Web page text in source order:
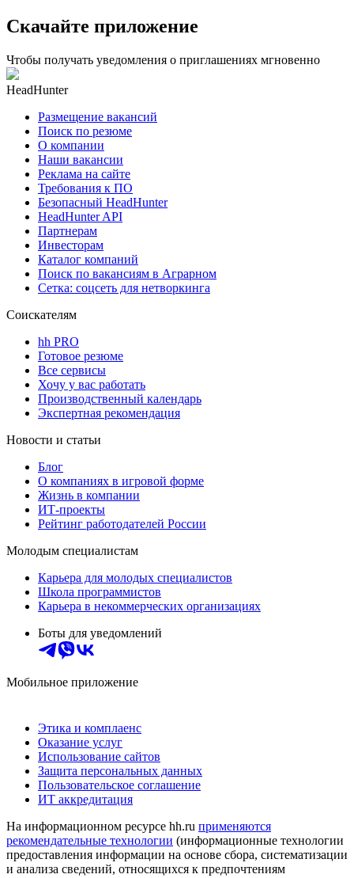
Скачайте приложение
Чтобы получать уведомления о приглашениях мгновенно
HeadHunter
Размещение вакансий
Поиск по резюме
О компании
Наши вакансии
Реклама на сайте
Требования к ПО
Безопасный HeadHunter
HeadHunter API
Партнерам
Инвесторам
Каталог компаний
Поиск по вакансиям в Аграрном
Сетка: соцсеть для нетворкинга
Соискателям
hh PRO
Готовое резюме
Все сервисы
Хочу у вас работать
Производственный календарь
Экспертная рекомендация
Новости и статьи
Блог
О компаниях в игровой форме
Жизнь в компании
ИТ-проекты
Рейтинг работодателей России
Молодым специалистам
Карьера для молодых специалистов
Школа программистов
Карьера в некоммерческих организациях
Боты для уведомлений
Мобильное приложение
Этика и комплаенс
Оказание услуг
Использование сайтов
Защита персональных данных
Пользовательское соглашение
ИТ аккредитация
На информационном ресурсе hh.ru применяются
рекомендательные технологии (информационные технологии
предоставления информации на основе сбора, систематизации
и анализа сведений, относящихся к предпочтениям